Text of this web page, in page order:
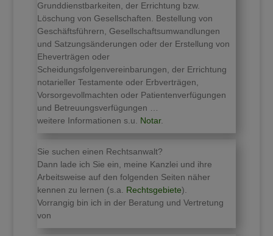
Grunddienstbarkeiten, der Errichtung bzw.
Löschung von Gesellschaften. Bestellung von
Geschäftsführern, Gesellschaftsumwandlungen
und Satzungsänderungen oder der Erstellung von
Eheverträgen oder
Scheidungsfolgenvereinbarungen, der Errichtung
notarieller Testamente oder Erbverträgen,
Vorsorgevollmachten oder Patientenverfügungen
und Betreuungsverfügungen …
weitere Informationen s.u. Notar.
Sie suchen einen Rechtsanwalt?
Dann lade ich Sie ein, meine Kanzlei und ihre
Arbeitsweise auf den folgenden Seiten näher
kennen zu lernen (s.a. Rechtsgebiete).
Vorrangig bin ich in der Beratung und Vertretung
von